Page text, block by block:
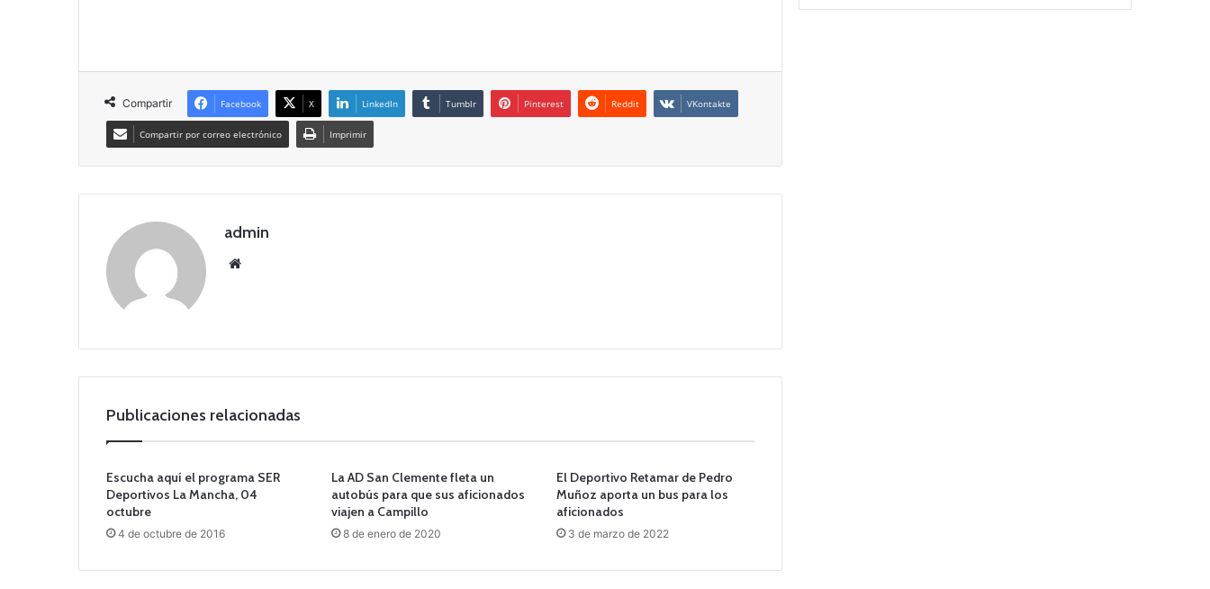
Compartir Facebook X LinkedIn Tumblr Pinterest Reddit VKontakte
Compartir por correo electrónico Imprimir
admin
Publicaciones relacionadas
Escucha aquí el programa SER
Deportivos La Mancha, 04
octubre
4 de octubre de 2016
La AD San Clemente fleta un
autobús para que sus aficionados
viajen a Campillo
8 de enero de 2020
El Deportivo Retamar de Pedro
Muñoz aporta un bus para los
aficionados
3 de marzo de 2022